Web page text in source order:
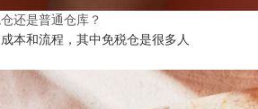
还是普通仓库？
本和流程，其中免税仓是很多人